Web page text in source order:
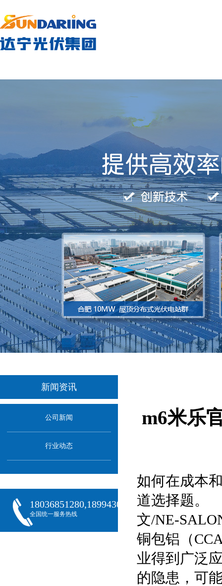
新闻资讯
公司新闻
行业动态
18036851280,18994301288,18068407382
全国统一服务热线
m6米乐
如何在成本
道选择题。
文/NE-
铜包铝（
业得到广泛
的隐患，可